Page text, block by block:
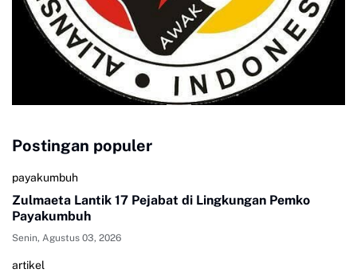
Postingan populer
payakumbuh
Zulmaeta Lantik 17 Pejabat di Lingkungan Pemko
Payakumbuh
Senin, Agustus 03, 2026
artikel